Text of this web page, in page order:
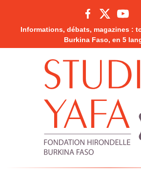
Informations, débats, magazines :
Burkina Faso, en 5